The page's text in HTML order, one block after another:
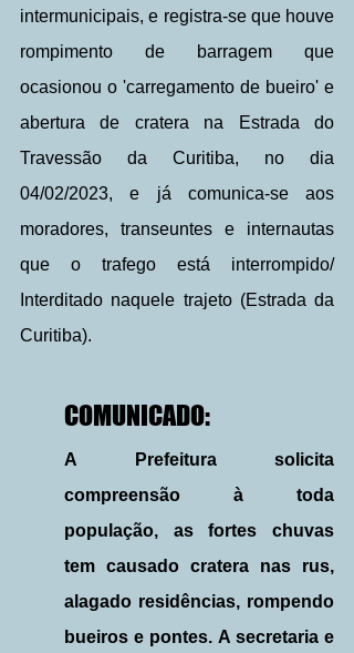
intermunicipais, e registra-se que houve
rompimento de barragem que
ocasionou o 'carregamento de bueiro' e
abertura de cratera na Estrada do
Travessão da Curitiba, no dia
04/02/2023, e já comunica-se aos
moradores, transeuntes e internautas
que o trafego está interrompido/
Interditado naquele trajeto (Estrada da
Curitiba).
COMUNICADO:
A Prefeitura solicita
compreensão à toda
população, as fortes chuvas
tem causado cratera nas rus,
alagado residências, rompendo
bueiros e pontes. A secretaria e